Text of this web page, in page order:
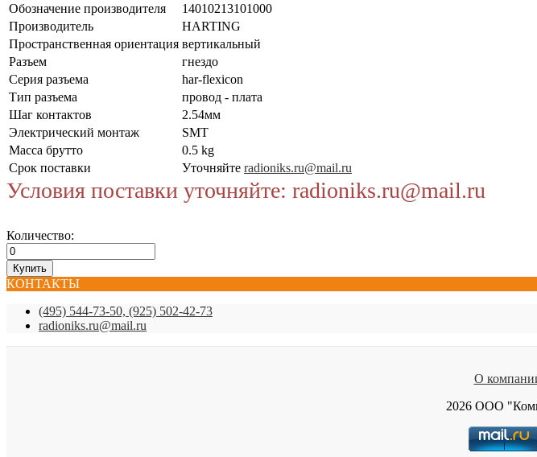
Обозначение производителя
14010213101000
Производитель
HARTING
Пространственная ориентация вертикальный
Разъем
гнездо
Серия разъема
har-flexicon
Тип разъема
провод - плата
Шаг контактов
2.54мм
Электрический монтаж
SMT
Масса брутто
0.5 kg
Срок поставки
Уточняйте radioniks.ru@mail.ru
Условия поставки уточняйте: radioniks.ru@mail.ru
Количество:
КОНТАКТЫ
(495) 544-73-50, (925) 502-42-73
radioniks.ru@mail.ru
О
2026 ООО